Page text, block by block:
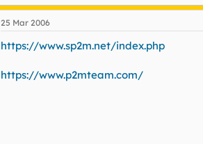
25 Mar 2006
https://www.sp2m.net/index.php
https://www.p2mteam.com/